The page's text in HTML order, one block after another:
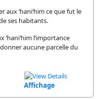
aux ‘hani’him ce que fut le
ses habitants.
l’importance
aucune parcelle du
Affichage